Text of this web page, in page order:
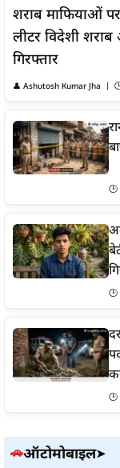
शराब माफियाओं पर
लीटर विदेशी
गिरफ्तार
👤 Ashutosh Kumar Jha |
🕒
🕒
🕒
🚗ऑटोमोबाइल➤